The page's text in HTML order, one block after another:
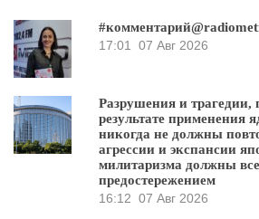
17:01
07 Авг 2026
Разрушения и
результате применения
никогда не должны
агрессии и экспансии
милитаризма должны
предостережением
16:12 07 Авг 2026